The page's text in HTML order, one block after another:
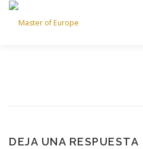
Saltar
contenido
DEJA UNA RESPUESTA